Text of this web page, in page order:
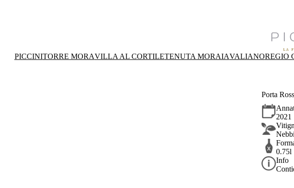
PICCINITORRE MORAVILLA AL CORTILETENUTA MORAIAVALIANOREGIO
Porta
2021
0.75l
Info